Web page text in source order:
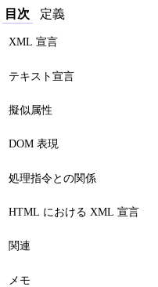
目次 定義
XML 宣言
テキスト宣言
擬似属性
DOM 表現
処理指令との関係
HTML における XML 宣言
関連
メモ